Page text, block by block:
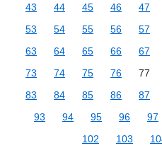
43
44 45 46 47
53
54 55 56 57
63
64 65 66 67
73
74 75 76 77
83
84 85 86 87
93
94 95 96 97
102
103